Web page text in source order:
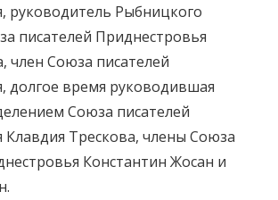
руководитель Рыбницкого
писателей Приднестровья
член Союза писателей
долгое время руководившая
Союза писателей
Клавдия Трескова, члены Союза
Константин Жосан и